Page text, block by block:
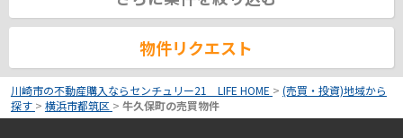
物件リクエスト
川崎市の不動産購入ならセンチュリー21 LIFE HOME > (売買・投資)地域から
探す > 横浜市都筑区 > 牛久保町の売買物件